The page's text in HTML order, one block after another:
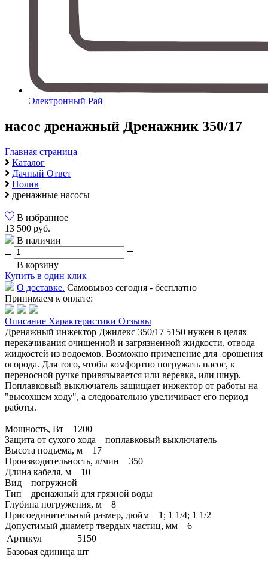
Электронный Рай
насос дренажный Дренажник 350/17
Главная страница
Каталог
Дачный Ответ
Полив
дренажные насосы
В избранное
13 500 руб.
В наличии
В корзину
Купить в один клик
О доставке. Самовывоз сегодня - бесплатно
Принимаем к оплате:
Описание Характеристики Отзывы
Дренажный инжектор Джилекс 350/17 5150 нужен в целях
перекачивания очищенной и загрязненной жидкости, отвода
жидкостей из водоемов. Возможно применение для орошения
огорода. Для того, чтобы комфортно погружать насос, к
переносной ручке привязывается или веревка, или шнур.
Поплавковый выключатель защищает инжектор от работы на
"высохшем ходу", а следовательно увеличивает его период
работы.
Мощность, Вт 1200
Защита от сухого хода поплавковый выключатель
Высота подъема, м 17
Производительность, л/мин 350
Длина кабеля, м 10
Вид погружной
Тип дренажный для грязной воды
Глубина погружения, м 8
Присоединительный размер, дюйм 1; 1 1/4; 1 1/2
Допустимый диаметр твердых частиц, мм 6
Артикул
5150
Базовая единица шт